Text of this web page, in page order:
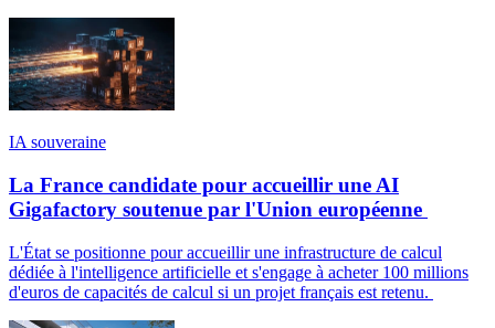
IA souveraine
La France candidate pour accueillir une AI
Gigafactory soutenue par l'Union européenne
L'État se positionne pour accueillir une infrastructure de calcul
dédiée à l'intelligence artificielle et s'engage à acheter 100 millions
d'euros de capacités de calcul si un projet français est retenu.